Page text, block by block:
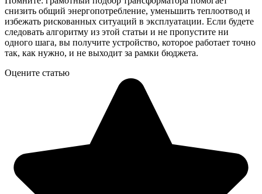
снизить общий энергопотребление, уменьшить теплоотвод и
избежать рискованных ситуаций в эксплуатации. Если будете
следовать алгоритму из этой статьи и не пропустите ни
одного шага, вы получите устройство, которое работает точно
так, как нужно, и не выходит за рамки бюджета.
Оцените статью